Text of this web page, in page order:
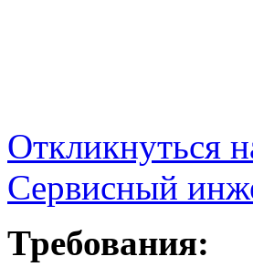
Откликнуться
Сервисный
Требования: